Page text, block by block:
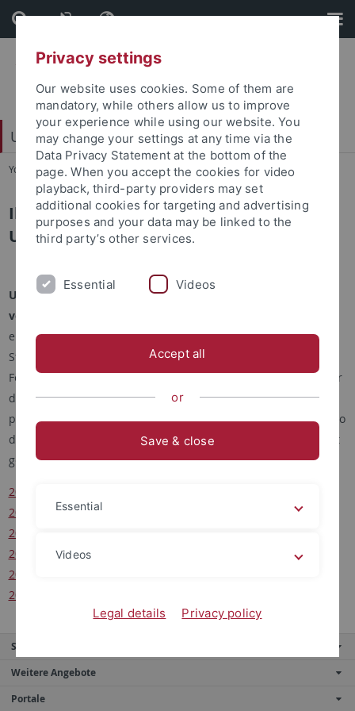
Skip
to
content
Skip
to
footer
Universitätsbund e. V.
You are here: Startseite ... Download Logo
Ihr Förderprojekt unterstützt durch den
Universitätsbund
Untenstehend finden Sie das Logo des Universitätsbunds in
verschiedenen Dateiformaten.
entsprechend, um Ihr Publikum, Ihre Follower, Ihre
Studierenden und Gäste oder Ihre Leseschaft auf die
Förderung des Universitätsbunds aufmerksam zu machen. Für
den Universitätsbund als gemeinnützigen Verein, der sich
primär über Spenden trägt, ist Sichtbarkeit essentiell. Das Logo
darf nicht verändert, der Hintergrund darf jedoch transparent
gemacht werden.
2022_Logo_Unibund_schwarz.eps
2022_Logo_Unibund_schwarz.jpg
2022_Logo_Unibund_schwarz.pdf
2022_Logo_Unibund_schwarz.psd
2022_Logo_Unibund_schwarz.svg
2022_Logo_Unibund_weiße Schrift.jpg
Service
Weitere Angebote
Portale
Privacy settings
Our website uses cookies. Some of them are
mandatory, while others allow us to improve
your experience while using our website. You
may change your settings at any time via the
Data Privacy Statement at the bottom of the
page. When you accept the cookies for video
playback, third-party providers may set
additional cookies for targeting and advertising
purposes and your data may be linked to the
third party’s other services.
Essential Videos
Accept all
or
Save & close
Essential
Videos
Legal details Privacy policy